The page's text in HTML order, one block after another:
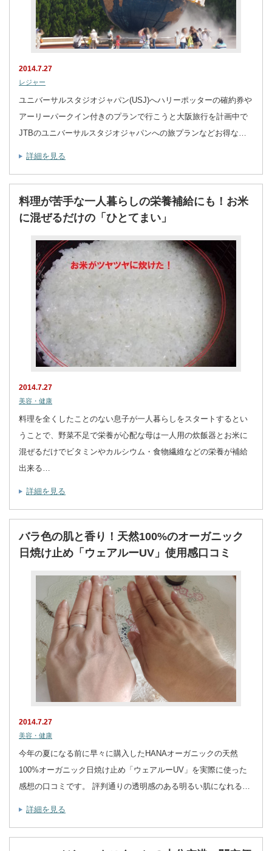
2014.7.27
レジャー
ユニバーサルスタジオジャパン(USJ)へハリーポッターの確約券や
アーリーパークイン付きのプランで行こうと大阪旅行を計画中で
JTBのユニバーサルスタジオジャパンへの旅プランなどお得な…
詳細を見る
料理が苦手な一人暮らしの栄養補給にも！お米
に混ぜるだけの「ひとてまい」
2014.7.27
美容・健康
料理を全くしたことのない息子が一人暮らしをスタートするとい
うことで、野菜不足で栄養が心配な母は一人用の炊飯器とお米に
混ぜるだけでビタミンやカルシウム・食物繊維などの栄養が補給
出来る…
詳細を見る
バラ色の肌と香り！天然100%のオーガニック
日焼け止め「ウェアルーUV」使用感口コミ
2014.7.27
美容・健康
今年の夏になる前に早々に購入したHANAオーガニックの天然
100%オーガニック日焼け止め「ウェアルーUV」を実際に使った
感想の口コミです。 評判通りの透明感のある明るい肌になれる…
詳細を見る